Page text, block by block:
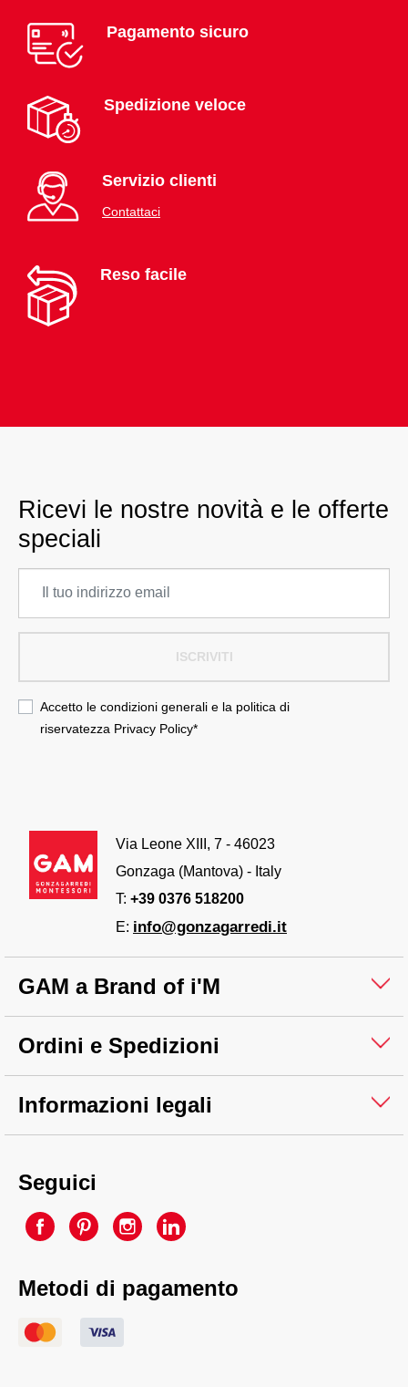
Pagamento sicuro
Spedizione veloce
Servizio clienti
Contattaci
Reso facile
Ricevi le nostre novità e le offerte
speciali
ISCRIVITI
Accetto le condizioni generali e la politica di
riservatezza Privacy Policy*
Via Leone XIII, 7 - 46023
Gonzaga (Mantova) - Italy
T: +39 0376 518200
E: info@gonzagarredi.it
GAM a Brand of i'M
Ordini e Spedizioni
Informazioni legali
Seguici
Metodi di pagamento